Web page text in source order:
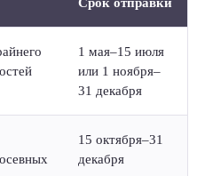
1 мая–15 июля
или 1 ноября–
31 декабря
15 октября–31
декабря